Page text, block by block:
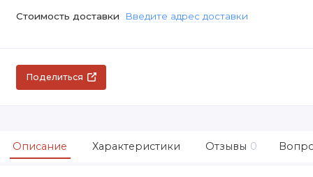
Стоимость доставки Введите адрес доставки
Поделиться
Описание Характеристики Отзывы 0